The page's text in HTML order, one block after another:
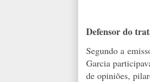
Defensor do
Segundo a
Garcia
de opiniões,